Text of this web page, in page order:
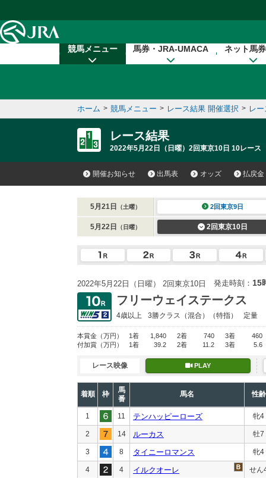
競馬メニュー 馬券・JRA-UMACA ネット馬
ホーム > 競馬メニュー > レース結果 開催選択 > レ
レース結果
2022年5月22日（日曜）2回東京10日 10レース
開催お知らせ 出馬表 オッズ 払戻金
5月21日 （土曜） 2回東京9日
5月22日 （日曜） 2回東京10日
2022年5月22日（日曜） 2回東京10日 発走時刻： 15
フリーウェイステークス
4歳以上 3勝クラス （混合）（特指） 定量
本賞金 （万円） 1着 1,840 2着 740 3着
460
付加賞 （万円） 1着 39.2 2着 11.2 3着 5.6
レース映像 PLAY
着順 枠
馬
番
馬名 性齢
1 11 テンハッピーローズ 牝4
2 14 ルーカス 牡7
3 8 タイニーロマンス 牝4
4 4 イルクオーレ せん